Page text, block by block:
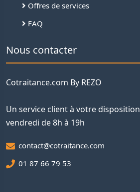
Offres de services
FAQ
Nous contacter
Cotraitance.com By REZO
Un service client à votre
vendredi de 8h à 19h
contact@cotraitance.com
01 87 66 79 53